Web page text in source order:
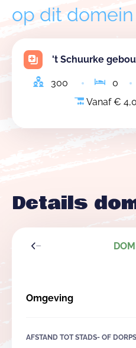
op dit domein
't Schuurke
300 0
Vanaf €
Details
Omgeving
AFSTAND TOT STADS- OF